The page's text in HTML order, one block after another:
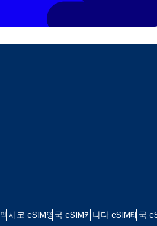
To get your eSIM, start by
technology. Then, contact your
or enter in your device settings.
멕시코 eSIM영국 eSIM캐나다 eSIM태국
English
계정을 계속 이용하